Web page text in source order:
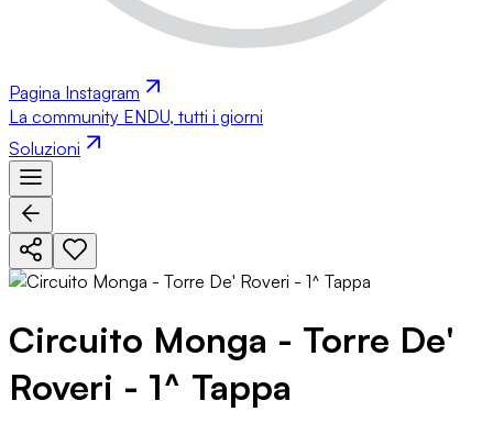
Pagina Instagram
La community ENDU, tutti i giorni
Soluzioni
Circuito Monga - Torre De'
Roveri - 1^ Tappa